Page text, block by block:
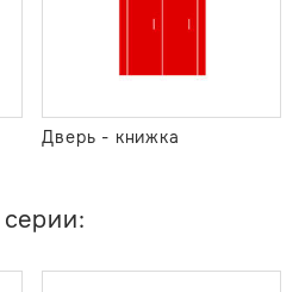
Дверь - книжка